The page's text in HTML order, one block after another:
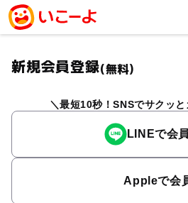
新規会員登録(無料)
最短10秒！SNSでサクッと
LINEで会
Appleで会